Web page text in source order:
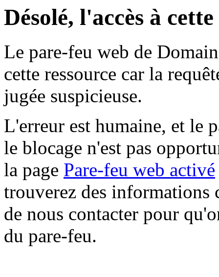
Désolé, l'accès à
Le pare-feu web de
cette ressource car la
jugée suspicieuse.
L'erreur est humaine, et le
le blocage n'est pas
la page Pare-feu web activé
trouverez des informations
de nous contacter pour
du pare-feu.